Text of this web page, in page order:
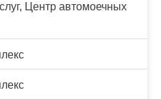
Центр автомоечных